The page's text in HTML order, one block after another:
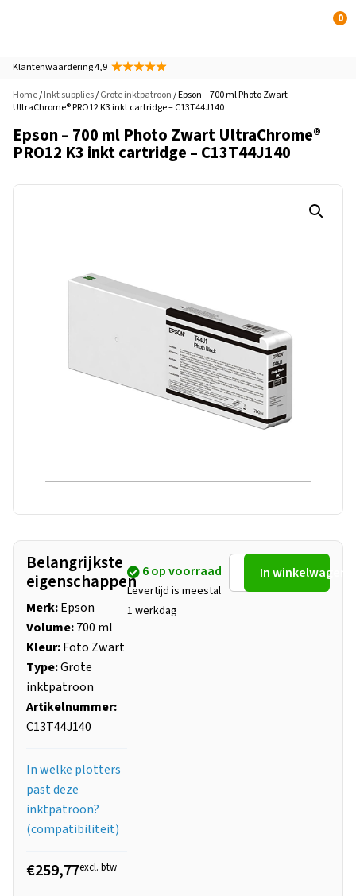
0
Klantenwaardering 4,9
Home/Inkt supplies/Grote inktpatroon/ Epson – 700 ml Photo Zwart
UltraChrome® PRO12 K3 inkt cartridge – C13T44J140
Epson – 700 ml Photo Zwart UltraChrome®
PRO12 K3 inkt cartridge – C13T44J140
Belangrijkste
eigenschappen
Merk:Epson
Volume:700 ml
Kleur:Foto Zwart
Type:Grote
inktpatroon
Artikelnummer:
C13T44J140
In welke plotters
past deze
inktpatroon?
(compatibiliteit)
€259,77excl. btw
6 op voorraad
Levertijd is meestal
1 werkdag
In winkelwagen